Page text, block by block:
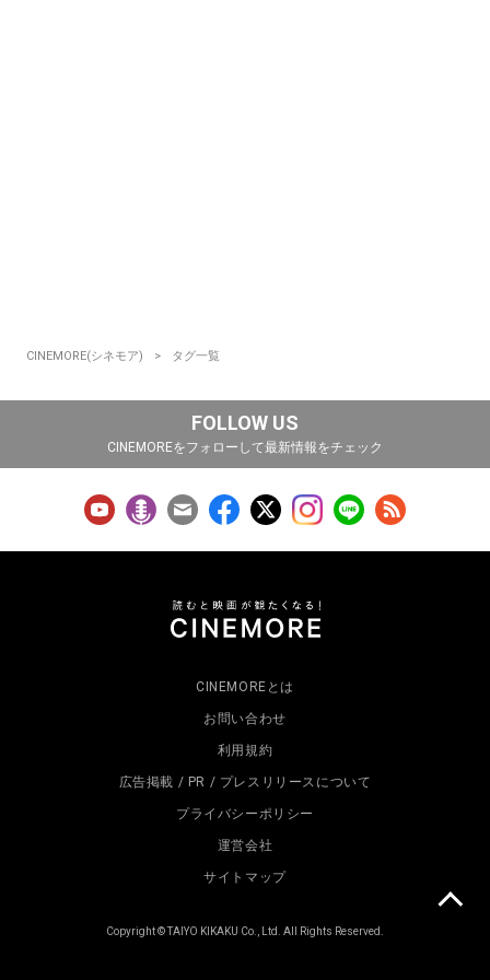
CINEMORE(シネモア) タグ一覧
FOLLOW US
CINEMOREをフォローして最新情報をチェック
CINEMOREとは
お問い合わせ
利用規約
広告掲載 / PR / プレスリリースについて
プライバシーポリシー
運営会社
サイトマップ
Copyright © TAIYO KIKAKU Co., Ltd. All Rights Reserved.